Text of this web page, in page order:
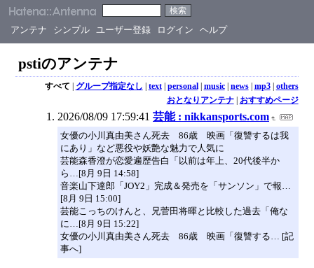
アンテナ シンプル ユーザー登録 ログイン ヘルプ
pstiのアンテナ
すべて | グループ指定なし | text| personal| music| news| mp3| others
おとなりアンテナ| おすすめページ
2026/08/09 17:59:41 芸能 : nikkansports.com
女優の小川真由美さん死去 86歳 映画「復讐するは我
にあり」など悪役や妖艶な魅力で人気に
芸能森香澄が恋愛遍歴告白「以前は年上、20代後半か
ら…[8月 9日 14:58]
音楽山下達郎「JOY2」完成＆発売を「サンソン」で報…
[8月 9日 15:00]
芸能こっちのけんと、兄菅田将暉と比較した過去「俺な
に…[8月 9日 15:22]
女優の小川真由美さん死去 86歳 映画「復讐する… [記
事へ]